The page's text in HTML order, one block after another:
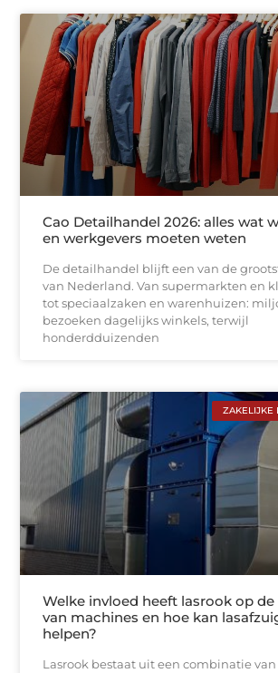
Cao Detailhandel 2026: alles wat
en werkgevers moeten weten
De detailhandel blijft een van de
van Nederland. Van supermarkten en
tot speciaalzaken en warenhuizen:
bezoeken dagelijks winkels, terwijl
honderdduizenden
ZAKELIJKE
Welke invloed heeft lasrook op
van machines en hoe kan
helpen?
Lasrook bestaat uit een combinatie